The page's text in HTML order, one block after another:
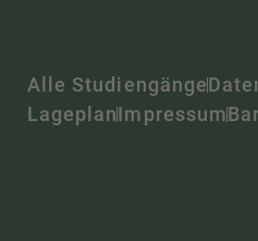
Alle Studiengänge
LageplanImpressum